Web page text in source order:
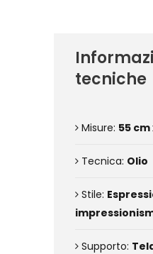
tecniche
Misure: 55 cm
Tecnica: Olio
Stile:
Supporto: